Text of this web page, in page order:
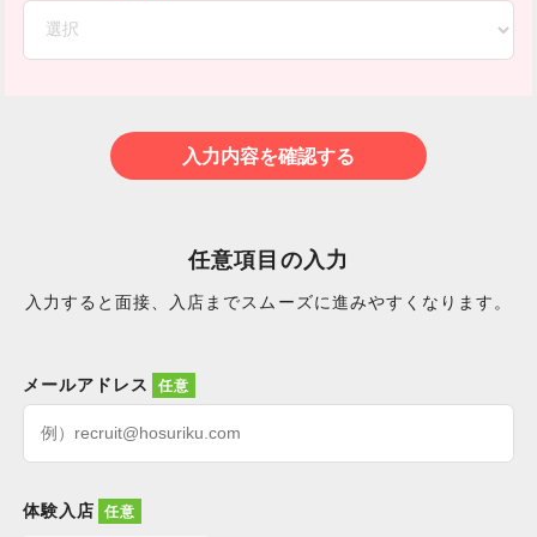
任意項目の入力
入力すると面接、入店までスムーズに進みやすくなります。
メールアドレス
体験入店